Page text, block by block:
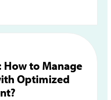
to Manage
Optimized